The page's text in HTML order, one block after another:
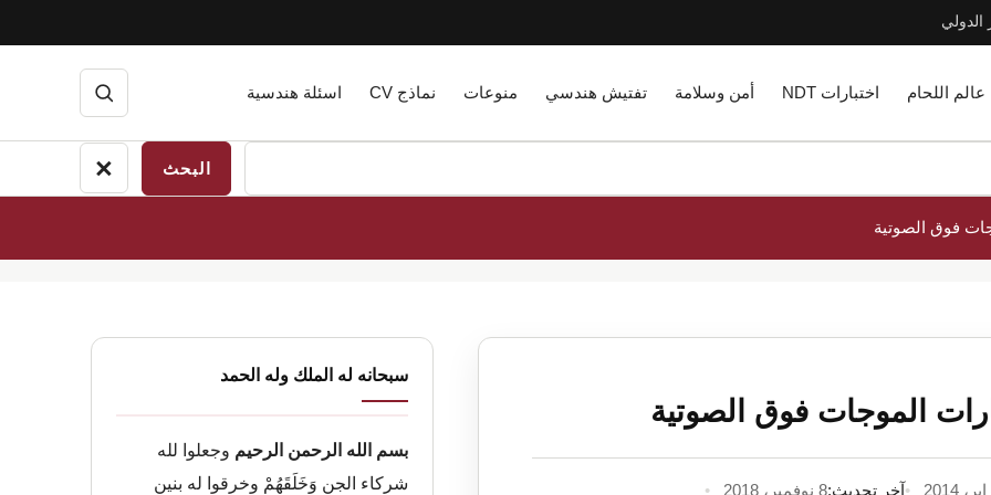
الدولي
عالم اللحام اختبارات NDT أمن وسلامة تفتيش هندسي منوعات نماذج CV اسئلة هندسية
فتح
البحث
إغلاق×
آخر تحديث:8 نوفمبر، 2018
القائمة
الجانبية
سبحانه له الملك وله الحمد
بسم الله الرحمن الرحيم وجعلوا لله
شركاء الجن وَخَلَقَهُمْ وخرقوا له بنين